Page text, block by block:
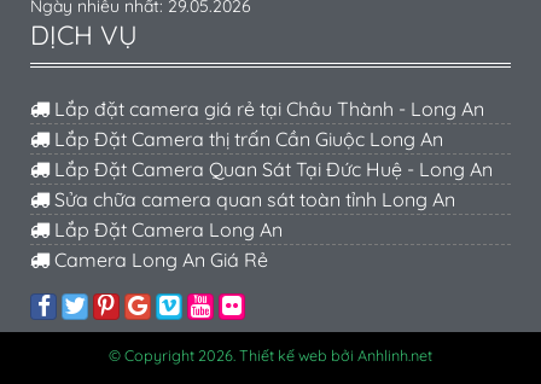
Ngày nhiều nhất: 29.05.2026
DỊCH VỤ
Lắp đặt camera giá rẻ tại Châu Thành - Long An
Lắp Đặt Camera thị trấn Cần Giuộc Long An
Lắp Đặt Camera Quan Sát Tại Đức Huệ - Long An
Sửa chữa camera quan sát toàn tỉnh Long An
Lắp Đặt Camera Long An
Camera Long An Giá Rẻ
© Copyright 2026. Thiết kế web bởi Anhlinh.net